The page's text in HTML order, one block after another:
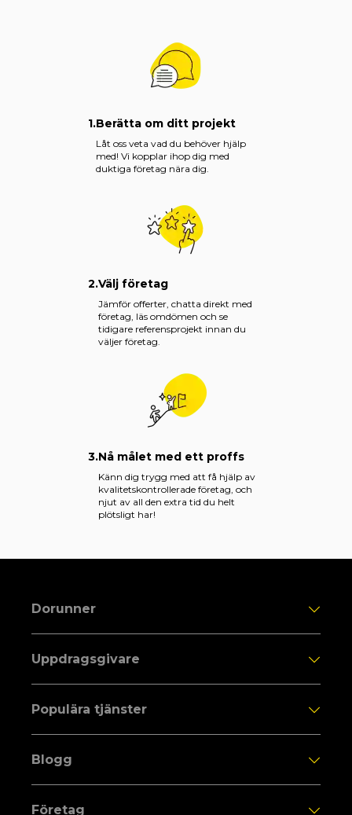
1.Berätta om ditt projekt
Låt oss veta vad du behöver hjälp
med! Vi kopplar ihop dig med
duktiga företag nära dig.
2.Välj företag
Jämför offerter, chatta direkt med
företag, läs omdömen och se
tidigare referensprojekt innan du
väljer företag.
3.Nå målet med ett proffs
Känn dig trygg med att få hjälp av
kvalitetskontrollerade företag, och
njut av all den extra tid du helt
plötsligt har!
Dorunner
Uppdragsgivare
Populära tjänster
Blogg
Företag